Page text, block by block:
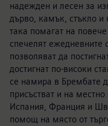
надежден и лесен за
дърво, камък, стъкло
така помагат на
спечелят ежедневните
позволяват да
достигнат по-високи
се намира в Брембате
присъстват и на
Испания, Франция и
помощ на място от